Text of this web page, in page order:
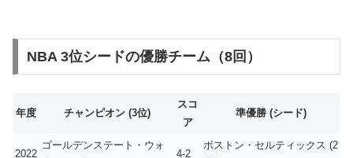
NBA 3位シードの優勝チーム（8回）
年度 チャンピオン (3位)
スコ
ア
準優勝 (シード)
2022
ゴールデンステート・ウォ
4-2
ボストン・セルティックス (2